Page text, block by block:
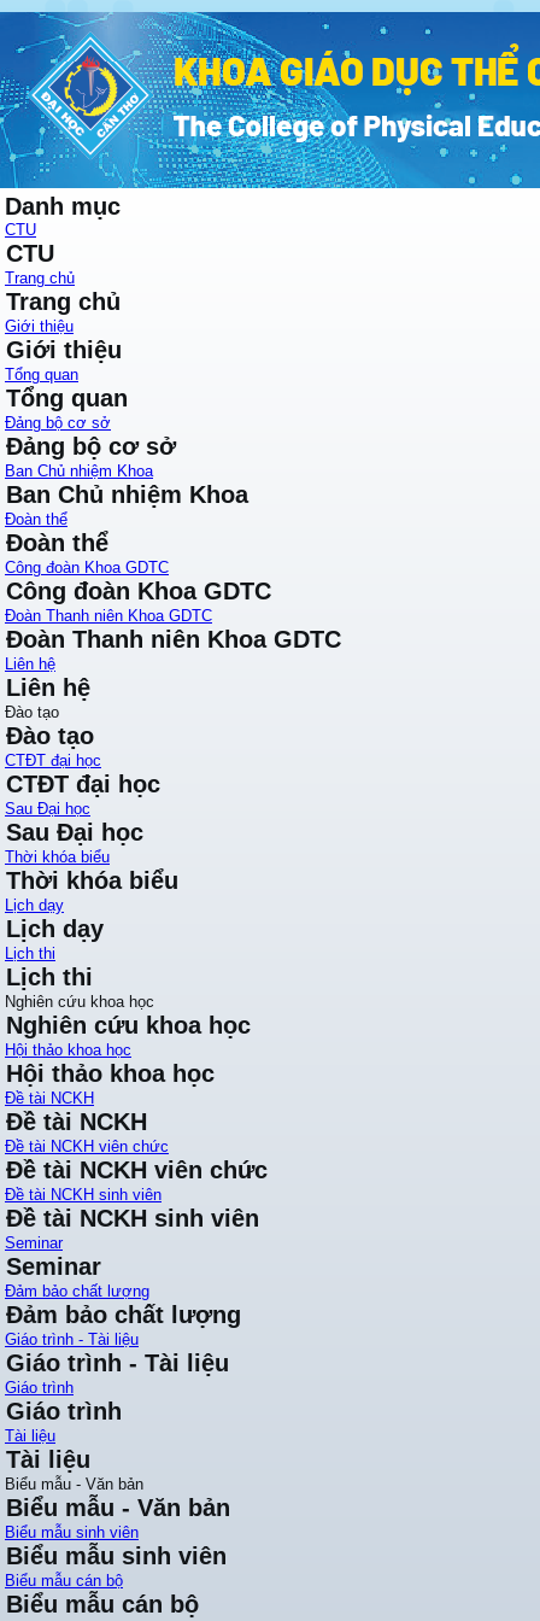
Danh mục
CTU
CTU
Trang chủ
Trang chủ
Giới thiệu
Giới thiệu
Tổng quan
Tổng quan
Đảng bộ cơ sở
Đảng bộ cơ sở
Ban Chủ nhiệm Khoa
Ban Chủ nhiệm Khoa
Đoàn thể
Đoàn thể
Công đoàn Khoa GDTC
Công đoàn Khoa GDTC
Đoàn Thanh niên Khoa GDTC
Đoàn Thanh niên Khoa GDTC
Liên hệ
Liên hệ
Đào tạo
Đào tạo
CTĐT đại học
CTĐT đại học
Sau Đại học
Sau Đại học
Thời khóa biểu
Thời khóa biểu
Lịch dạy
Lịch dạy
Lịch thi
Lịch thi
Nghiên cứu khoa học
Nghiên cứu khoa học
Hội thảo khoa học
Hội thảo khoa học
Đề tài NCKH
Đề tài NCKH
Đề tài NCKH viên chức
Đề tài NCKH viên chức
Đề tài NCKH sinh viên
Đề tài NCKH sinh viên
Seminar
Seminar
Đảm bảo chất lượng
Đảm bảo chất lượng
Giáo trình - Tài liệu
Giáo trình - Tài liệu
Giáo trình
Giáo trình
Tài liệu
Tài liệu
Biểu mẫu - Văn bản
Biểu mẫu - Văn bản
Biểu mẫu sinh viên
Biểu mẫu sinh viên
Biểu mẫu cán bộ
Biểu mẫu cán bộ